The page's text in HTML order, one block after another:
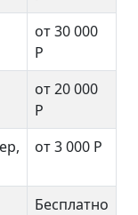
от 30 000
Р
от 20 000
Р
от 3 000 Р
Бесплатно